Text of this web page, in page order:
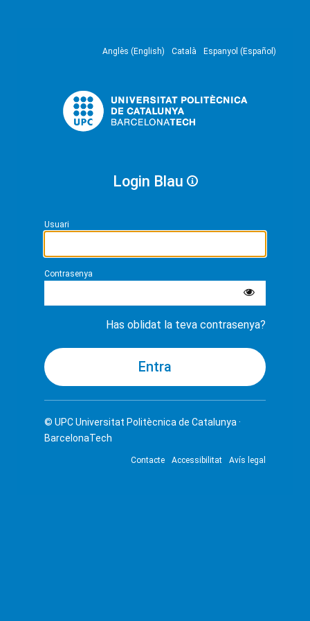
Anglès (English) Català Espanyol (Español)
Login Blau
Usuari
Contrasenya
Has oblidat la teva contrasenya?
© UPCUniversitat Politècnica de Catalunya ·
BarcelonaTech
Contacte Accessibilitat Avís legal